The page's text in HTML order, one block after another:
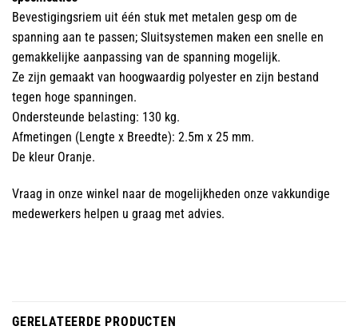
Bevestigingsriem uit één stuk met metalen gesp om de
spanning aan te passen; Sluitsystemen maken een snelle en
gemakkelijke aanpassing van de spanning mogelijk.
Ze zijn gemaakt van hoogwaardig polyester en zijn bestand
tegen hoge spanningen.
Ondersteunde belasting: 130 kg.
Afmetingen (Lengte x Breedte): 2.5m x 25 mm.
De kleur Oranje.
Vraag in onze winkel naar de mogelijkheden onze vakkundige
medewerkers helpen u graag met advies.
GERELATEERDE PRODUCTEN